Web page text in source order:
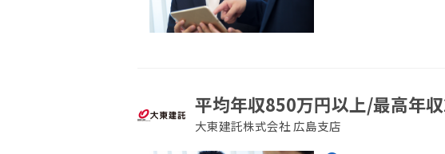
平均年収850万円以上/最高年
大東建託株式会社 広島支店